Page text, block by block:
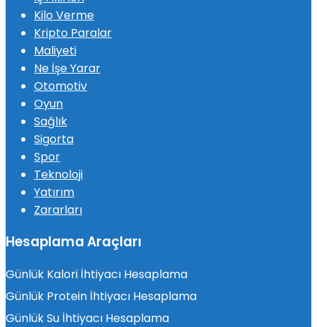
Kilo Verme
Kripto Paralar
Maliyeti
Ne İşe Yarar
Otomotiv
Oyun
Sağlık
Sigorta
Spor
Teknoloji
Yatırım
Zararları
Hesaplama Araçları
Günlük Kalori İhtiyacı Hesaplama
Günlük Protein İhtiyacı Hesaplama
Günlük Su İhtiyacı Hesaplama